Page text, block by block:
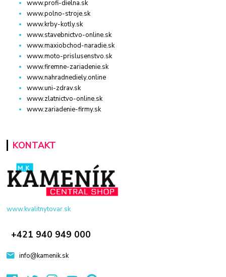
www.profi-dielna.sk
www.polno-stroje.sk
www.krby-kotly.sk
www.stavebnictvo-online.sk
www.maxiobchod-naradie.sk
www.moto-prislusenstvo.sk
www.firemne-zariadenie.sk
www.nahradnediely.online
www.uni-zdrav.sk
www.zlatnictvo-online.sk
www.zariadenie-firmy.sk
KONTAKT
www.kvalitnytovar.sk
+421 940 949 000
info@kamenik.sk